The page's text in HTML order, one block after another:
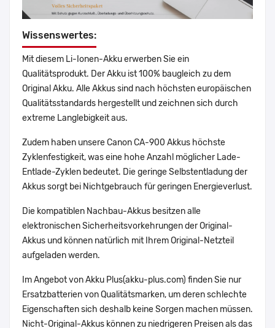
Wissenswertes:
Mit diesem Li-Ionen-Akku erwerben Sie ein
Qualitätsprodukt. Der Akku ist 100% baugleich zu dem
Original Akku. Alle Akkus sind nach höchsten europäischen
Qualitätsstandards hergestellt und zeichnen sich durch
extreme Langlebigkeit aus.
Zudem haben unsere Canon CA-900 Akkus höchste
Zyklenfestigkeit, was eine hohe Anzahl möglicher Lade-
Entlade-Zyklen bedeutet. Die geringe Selbstentladung der
Akkus sorgt bei Nichtgebrauch für geringen Energieverlust.
Die kompatiblen Nachbau-Akkus besitzen alle
elektronischen Sicherheitsvorkehrungen der Original-
Akkus und können natürlich mit Ihrem Original-Netzteil
aufgeladen werden.
Im Angebot von Akku Plus(akku-plus.com) finden Sie nur
Ersatzbatterien von Qualitätsmarken, um deren schlechte
Eigenschaften sich deshalb keine Sorgen machen müssen.
Nicht-Original-Akkus können zu niedrigeren Preisen als das